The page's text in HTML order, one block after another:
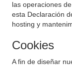
las operaciones
esta Declaración
hosting y
Cookies
A fin de diseñar